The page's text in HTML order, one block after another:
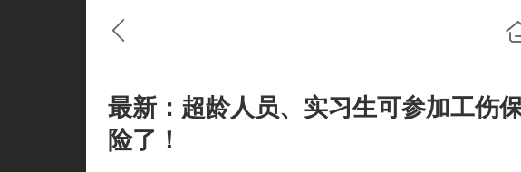
最新：超龄人员、实习生可参加工伤
险了！